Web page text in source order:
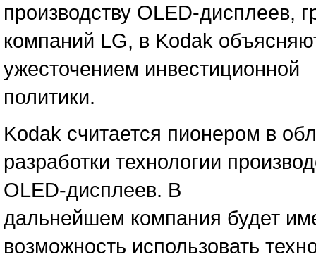
производству OLED-дисплеев,
компаний LG, в Kodak
ужесточением инвестиционной
политики.
Kodak считается пионером в
разработки технологии
OLED-дисплеев. В
дальнейшем компания будет
возможность использовать